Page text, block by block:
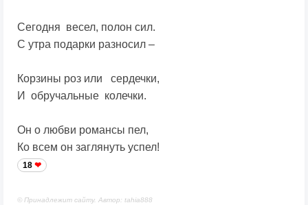
Сегодня весел, полон сил.
С утра подарки разносил –
Корзины роз или сердечки,
И обручальные колечки.
Он о любви романсы пел,
Ко всем он заглянуть успел!
18
© Принадлежит сайту. Автор: tahia888